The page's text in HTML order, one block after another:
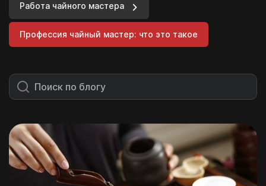
Работа чайного мастера
Профессия чайный мастер: что это такое